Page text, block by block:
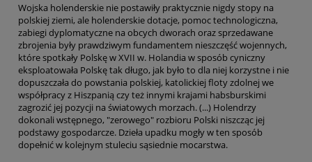
Wojska holenderskie nie postawiły praktycznie nigdy stopy na
polskiej ziemi, ale holenderskie dotacje, pomoc technologiczna,
zabiegi dyplomatyczne na obcych dworach oraz sprzedawane
zbrojenia były prawdziwym fundamentem nieszczęść wojennych,
które spotkały Polskę w XVII w. Holandia w sposób cyniczny
eksploatowała Polskę tak długo, jak było to dla niej korzystne i nie
dopuszczała do powstania polskiej, katolickiej floty zdolnej we
współpracy z Hiszpanią czy też innymi krajami habsburskimi
zagrozić jej pozycji na światowych morzach. (...) Holendrzy
dokonali wstępnego, "zerowego" rozbioru Polski niszcząc jej
podstawy gospodarcze. Dzieła upadku mogły w ten sposób
dopełnić w kolejnym stuleciu sąsiednie mocarstwa.